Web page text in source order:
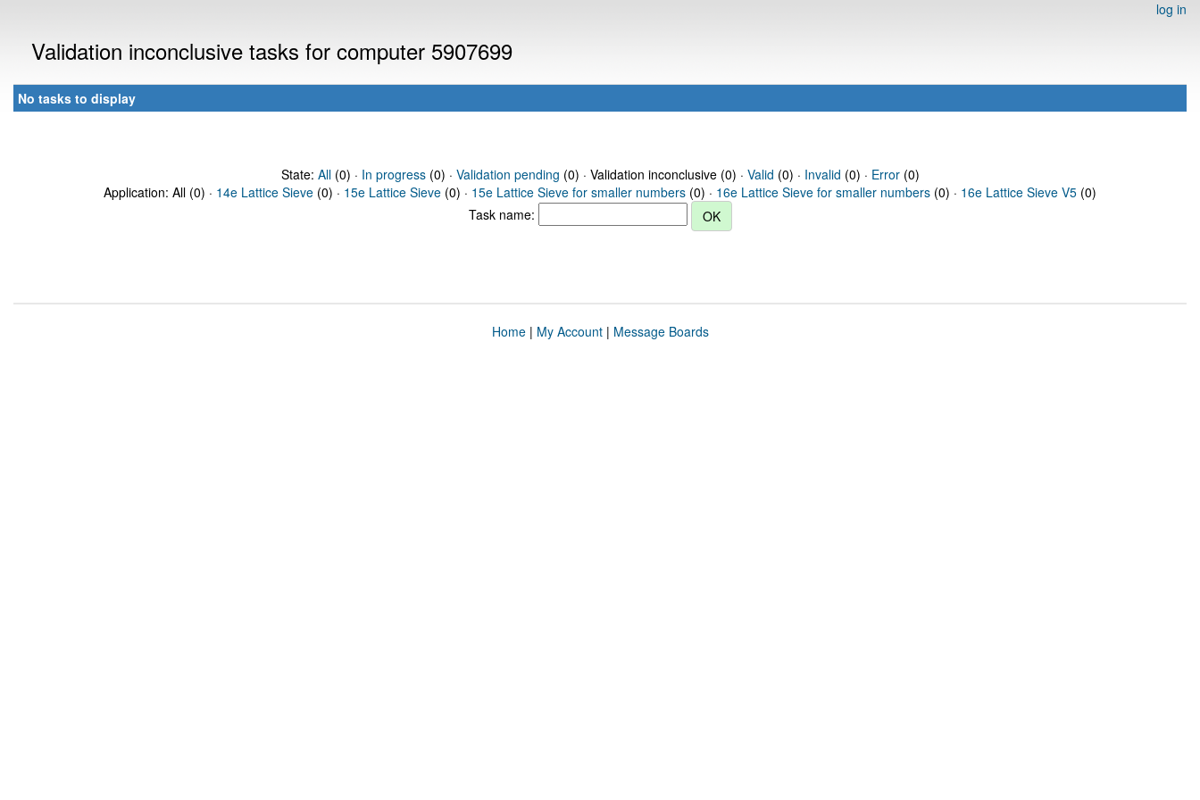
log in
Validation inconclusive tasks for computer 5907699
No tasks to display
State: All(0) · In progress(0) · Validation pending (0) · Validation inconclusive (0) · Valid (0) · Invalid (0) · Error(0)
Application: All (0) · 14e Lattice Sieve (0) · 15e Lattice Sieve (0) · 15e Lattice Sieve for smaller numbers (0) · 16e Lattice Sieve for smaller numbers (0) · 16e Lattice Sieve V5 (0)
Task name:
Home| My Account| Message Boards